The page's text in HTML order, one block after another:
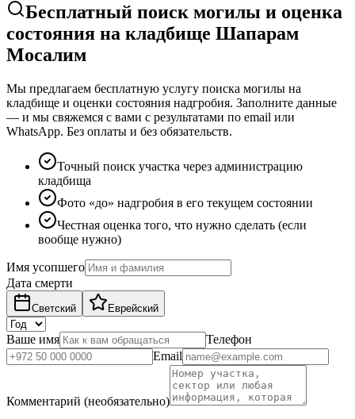
Бесплатный поиск могилы и оценка
состояния на кладбище Шапарам
Мосалим
Мы предлагаем бесплатную услугу поиска могилы на
кладбище и оценки состояния надгробия. Заполните данные
— и мы свяжемся с вами с результатами по email или
WhatsApp. Без оплаты и без обязательств.
Точный поиск участка через администрацию
кладбища
Фото «до» надгробия в его текущем состоянии
Честная оценка того, что нужно сделать (если
вообще нужно)
Имя усопшего
Дата смерти
Светский Еврейский
Ваше имя
Телефон
Email
Комментарий (необязательно)